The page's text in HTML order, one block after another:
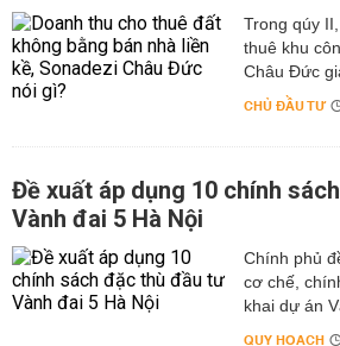
Trong qúy
thuê khu
Châu Đức
CHỦ ĐẦU TƯ
Đề xuất áp dụng 10 chính
Vành đai 5 Hà Nội
Chính phủ
cơ chế,
khai dự án
QUY HOẠCH